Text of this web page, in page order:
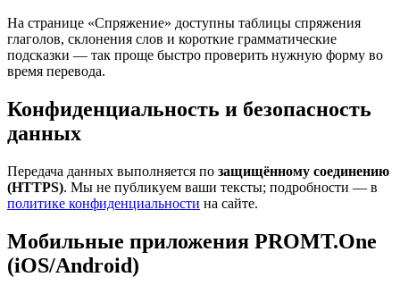
На странице «Спряжение» доступны таблицы спряжения
глаголов, склонения слов и короткие грамматические
подсказки — так проще быстро проверить нужную форму во
время перевода.
Конфиденциальность и безопасность
данных
Передача данных выполняется по защищённому соединению
(HTTPS). Мы не публикуем ваши тексты; подробности — в
политике конфиденциальности на сайте.
Мобильные приложения PROMT.One
(iOS/Android)